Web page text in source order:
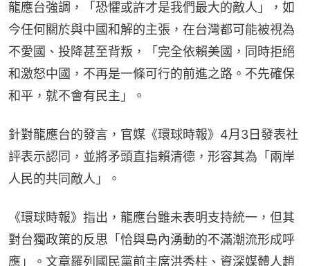
龍應台強調，「恐懼或許才是我們最大的敵人」，如
今任何關於與中國和解的主張，在台灣都可能被視為
不愛國、投降甚至背叛，「完全依賴美國，同時拒絕
和激怒中國，不再是一條可行的前進之路。不先確保
和平，就不會有民主」。
針對龍應台的發言，官媒《環球時報》4月3日發表社
評表示認同，並將矛頭直指賴清德，形容其為「兩岸
人民的共同敵人」。
《環球時報》指出，龍應台雖未表明支持統一，但其
對台獨政策的反思「恰與島內湧動的不滿潮流形成呼
應」。文章羅列國民黨前主席洪秀柱、資深媒體人趙